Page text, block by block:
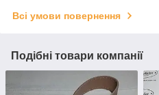
Всі умови повернення
Подібні товари компанії